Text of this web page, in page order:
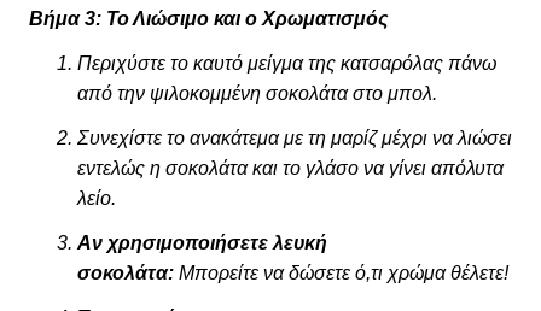
Βήμα 3: Το Λιώσιμο και ο Χρωματισμός
Περιχύστε το καυτό μείγμα της κατσαρόλας πάνω
από την ψιλοκομμένη σοκολάτα στο μπολ.
Συνεχίστε το ανακάτεμα με τη μαρίζ μέχρι να λιώσει
εντελώς η σοκολάτα και το γλάσο να γίνει απόλυτα
λείο.
Αν χρησιμοποιήσετε λευκή
σοκολάτα: Μπορείτε να δώσετε ό,τι χρώμα θέλετε!